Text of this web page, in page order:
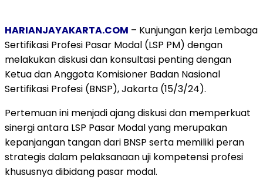
HARIANJAYAKARTA.COM – Kunjungan kerja Lembaga
Sertifikasi Profesi Pasar Modal (LSP PM) dengan
melakukan diskusi dan konsultasi penting dengan
Ketua dan Anggota Komisioner Badan Nasional
Sertifikasi Profesi (BNSP), Jakarta (15/3/24).
Pertemuan ini menjadi ajang diskusi dan memperkuat
sinergi antara LSP Pasar Modal yang merupakan
kepanjangan tangan dari BNSP serta memiliki peran
strategis dalam pelaksanaan uji kompetensi profesi
khususnya dibidang pasar modal.